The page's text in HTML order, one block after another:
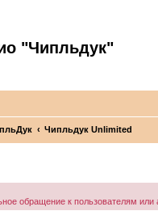
"Чипльдук"
Чипльдук Unlimited
обращение к пользователям